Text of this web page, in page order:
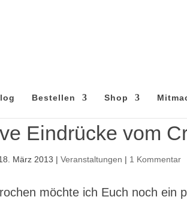
Bestellen Shop
Eindrücke vom
März 2013 |Veranstaltungen | 1 Kommentar
möchte ich Euch noch ein